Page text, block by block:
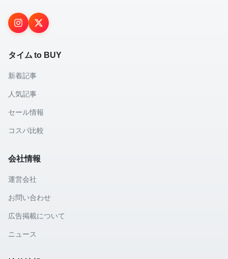
タイム to BUY
新着記事
人気記事
セール情報
コスパ比較
会社情報
運営会社
お問い合わせ
広告掲載について
ニュース